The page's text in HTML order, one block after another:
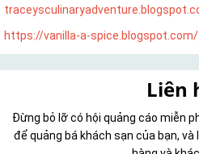
https://vanilla-a-spice.blogspot.com/
Liên
Đừng bỏ lỡ có hội quảng cáo miễn
để quảng bá khách sạn của bạn,